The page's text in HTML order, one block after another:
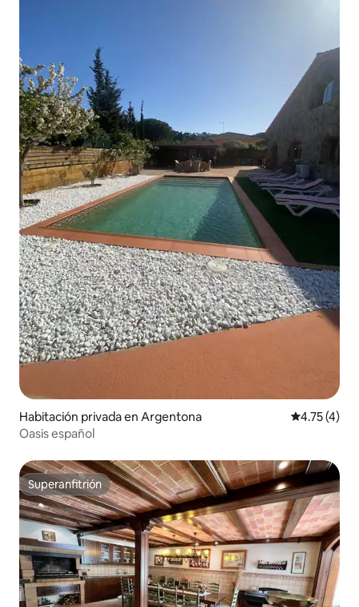
Habitación privada en Argentona Calificación
4.75 (4)
Oasis español
Superanfitrión
Superanfitrión